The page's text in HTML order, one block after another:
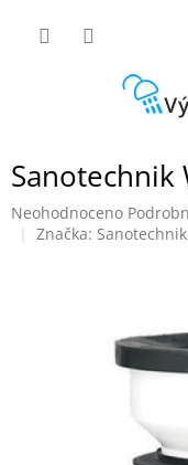
Sanotechnik
Průměrné
hodnocení
Neohodnoceno
Značka: